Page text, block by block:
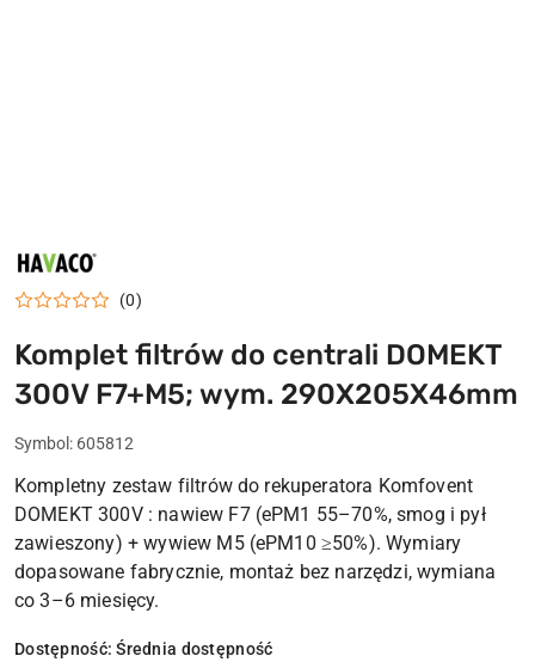
HAVACO
(0)
Komplet filtrów do centrali DOMEKT
300V F7+M5; wym. 290X205X46mm
Symbol: 605812
Kompletny zestaw filtrów do rekuperatora Komfovent
DOMEKT 300V : nawiew F7 (ePM1 55–70%, smog i pył
zawieszony) + wywiew M5 (ePM10 ≥50%). Wymiary
dopasowane fabrycznie, montaż bez narzędzi, wymiana
co 3–6 miesięcy.
Dostępność:Średnia dostępność